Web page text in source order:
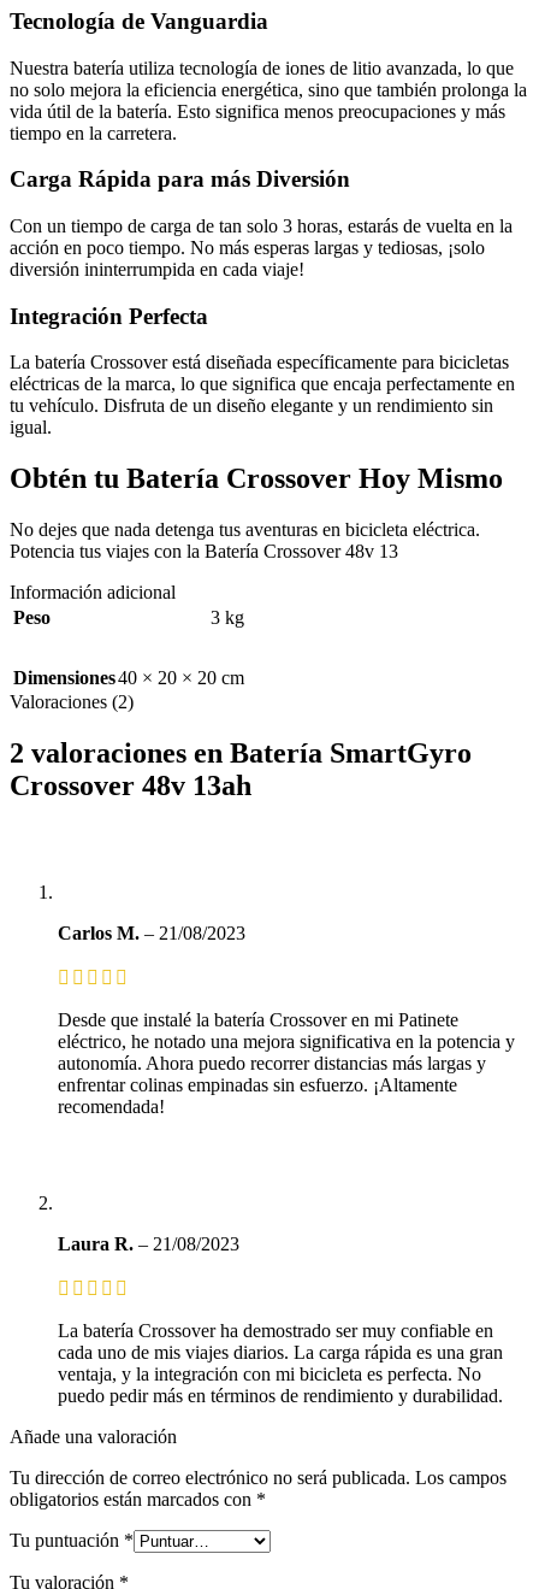
Tecnología de Vanguardia
Nuestra batería utiliza tecnología de iones de litio avanzada, lo que
no solo mejora la eficiencia energética, sino que también prolonga la
vida útil de la batería. Esto significa menos preocupaciones y más
tiempo en la carretera.
Carga Rápida para más Diversión
Con un tiempo de carga de tan solo 3 horas, estarás de vuelta en la
acción en poco tiempo. No más esperas largas y tediosas, ¡solo
diversión ininterrumpida en cada viaje!
Integración Perfecta
La batería Crossover está diseñada específicamente para bicicletas
eléctricas de la marca, lo que significa que encaja perfectamente en
tu vehículo. Disfruta de un diseño elegante y un rendimiento sin
igual.
Obtén tu Batería Crossover Hoy Mismo
No dejes que nada detenga tus aventuras en bicicleta eléctrica.
Potencia tus viajes con la Batería Crossover 48v 13
Información adicional
Peso
3 kg
Dimensiones40 × 20 × 20 cm
Valoraciones (2)
2 valoraciones en Batería SmartGyro
Crossover 48v 13ah
Carlos M. – 21/08/2023
Desde que instalé la batería Crossover en mi Patinete
eléctrico, he notado una mejora significativa en la potencia y
autonomía. Ahora puedo recorrer distancias más largas y
enfrentar colinas empinadas sin esfuerzo. ¡Altamente
recomendada!
Laura R. – 21/08/2023
La batería Crossover ha demostrado ser muy confiable en
cada uno de mis viajes diarios. La carga rápida es una gran
ventaja, y la integración con mi bicicleta es perfecta. No
puedo pedir más en términos de rendimiento y durabilidad.
Añade una valoración
Tu dirección de correo electrónico no será publicada. Los campos
obligatorios están marcados con *
Tu puntuación *
Tu valoración *